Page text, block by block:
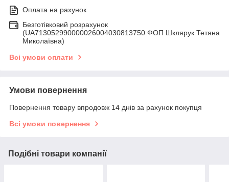
Оплата на рахунок
Безготівковий розрахунок
(UA713052990000026004030813750 ФОП Шклярук Тетяна
Миколаївна)
Всі умови оплати
Умови повернення
Повернення товару впродовж 14 днів за рахунок покупця
Всі умови повернення
Подібні товари компанії